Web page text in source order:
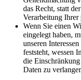
das Recht, statt
Verarbeitung Ihrer
Wenn Sie einen
eingelegt haben,
unseren
feststeht, wessen
die
Daten zu